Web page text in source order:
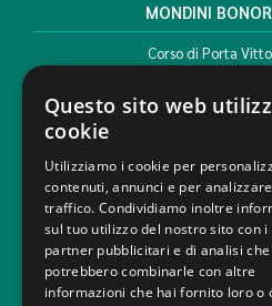
MONDINI
Corso di Porta
T. +39 02 777351 F.
AREE
Aree di
Settori
Studio
Questo sito web
cookie
Utilizziamo i cookie per
contenuti, annunci e per
traffico. Condividiamo inoltre
sul tuo utilizzo del nostro sito con i
partner pubblicitari e di analisi che
potrebbero combinarle con altre
informazioni che hai fornito loro o